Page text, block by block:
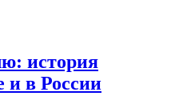
история
и в России